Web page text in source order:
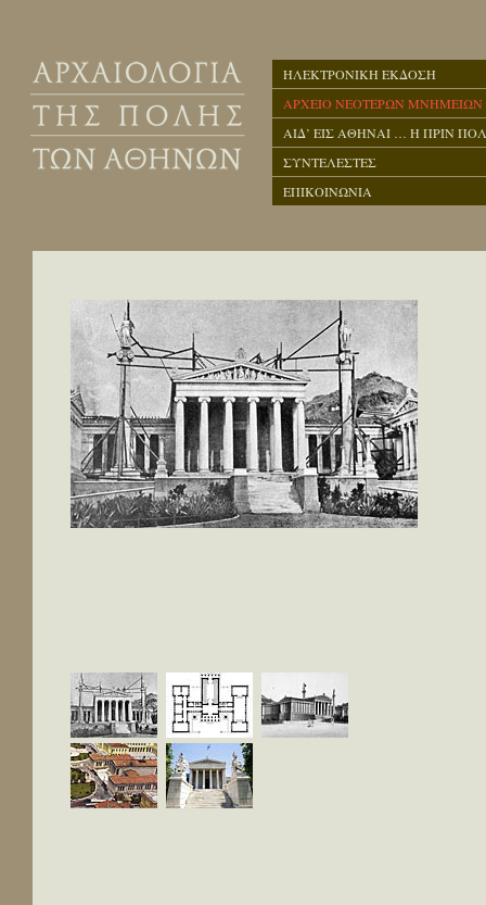
ΗΛΕΚΤΡΟΝΙΚΗ ΕΚΔΟΣΗ
ΑΡΧΕΙΟ ΝΕΟΤΕΡΩΝ ΜΝΗΜΕΙΩΝ
ΑΙΔ’ ΕΙΣ ΑΘΗΝΑΙ … Η ΠΡΙΝ
ΣΥΝΤΕΛΕΣΤΕΣ
ΕΠΙΚΟΙΝΩΝΙΑ